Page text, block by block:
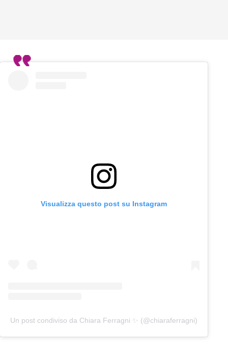
Visualizza questo post su Instagram
Un post condiviso da Chiara Ferragni ✨ (@chiaraferragni)